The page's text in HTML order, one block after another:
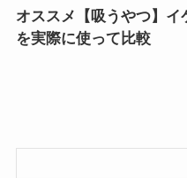
オススメ【吸うやつ】
を実際に使って比較